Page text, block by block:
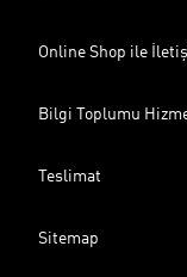
Online Shop ile
Bilgi Toplumu
Teslimat
Sitemap